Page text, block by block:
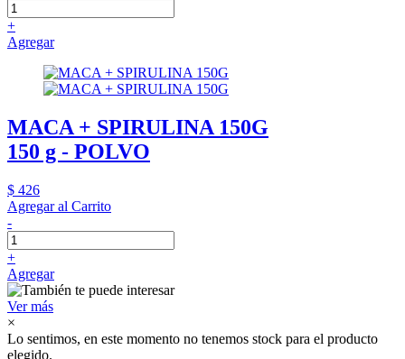
+
Agregar
MACA + SPIRULINA 150G
150 g - POLVO
$ 426
Agregar al Carrito
-
+
Agregar
Ver más
×
Lo sentimos, en este momento no tenemos stock para el producto
elegido.